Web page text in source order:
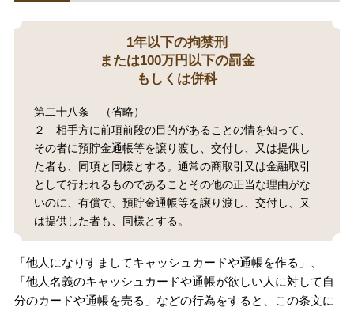
ご依頼者からのお手紙
無料相談の口コミ評判
刑事事件について知りたい方
刑事事件データベース
1年以下の拘禁刑
または100万円以下の罰金
もしくは併科
第二十八条 （省略）
２ 相手方に前項前段の目的があることの情を知って、
その者に預貯金通帳等を譲り渡し、交付し、又は提供し
た者も、同項と同様とする。通常の商取引又は金融取引
として行われるものであることその他の正当な理由がな
いのに、有償で、預貯金通帳等を譲り渡し、交付し、又
は提供した者も、同様とする。
「他人になりすましてキャッシュカードや通帳を作る」、
「他人名義のキャッシュカードや通帳が欲しい人に対して自
分のカードや通帳を売る」などの行為をすると、この条文に